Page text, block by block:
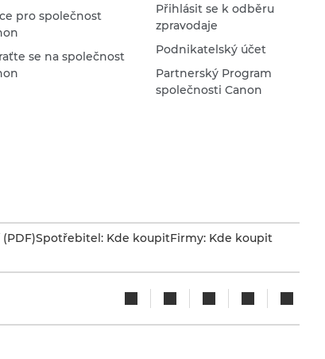
pro společnost
se na společnost
Přihlásit se k odběru
zpravodaje
Podnikatelský účet
Partnerský Program
společnosti Canon
Spotřebitel: Kde koupitFirmy: Kde koupit